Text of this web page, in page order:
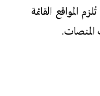
المواقع القائمة